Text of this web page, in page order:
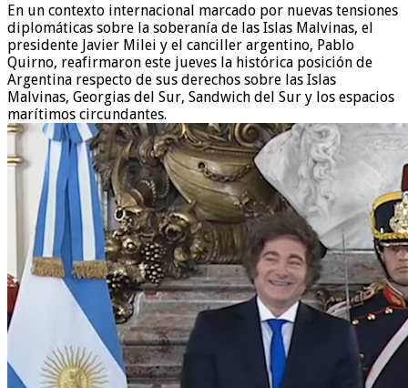
En un contexto internacional marcado por nuevas tensiones
diplomáticas sobre la soberanía de las Islas Malvinas, el
presidente Javier Milei y el canciller argentino, Pablo
Quirno, reafirmaron este jueves la histórica posición de
Argentina respecto de sus derechos sobre las Islas
Malvinas, Georgias del Sur, Sandwich del Sur y los espacios
marítimos circundantes.